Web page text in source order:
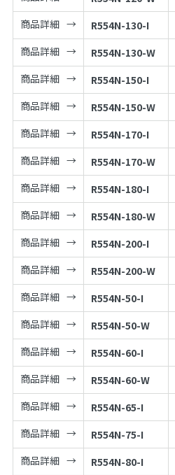
商品詳細
R554N-130-I
商品詳細
R554N-130-W
商品詳細
R554N-150-I
商品詳細
R554N-150-W
商品詳細
R554N-170-I
商品詳細
R554N-170-W
商品詳細
R554N-180-I
商品詳細
R554N-180-W
商品詳細
R554N-200-I
商品詳細
R554N-200-W
商品詳細
R554N-50-I
商品詳細
R554N-50-W
商品詳細
R554N-60-I
商品詳細
R554N-60-W
商品詳細
R554N-65-I
商品詳細
R554N-75-I
商品詳細
R554N-80-I